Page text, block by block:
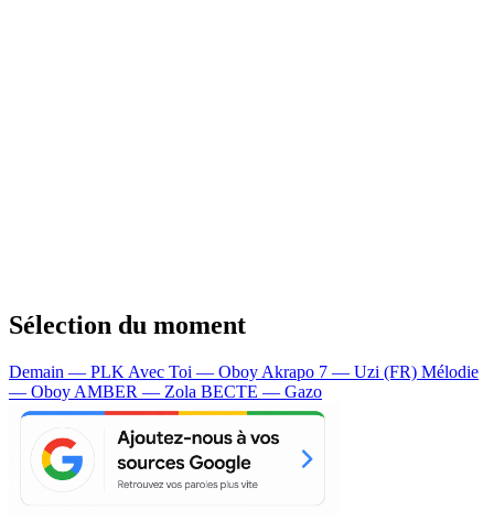
Sélection du moment
Demain — PLK Avec Toi — Oboy Akrapo 7 — Uzi (FR) Mélodie
— Oboy AMBER — Zola BECTE — Gazo